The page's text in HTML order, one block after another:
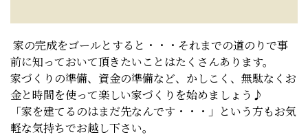
家の完成をゴールとすると・・・それまでの道のりで事
前に知っておいて頂きたいことはたくさんあります。
家づくりの準備、資金の準備など、かしこく、無駄なくお
金と時間を使って楽しい家づくりを始めましょう♪
「家を建てるのはまだ先なんです・・・」という方もお気
軽な気持ちでお越し下さい。